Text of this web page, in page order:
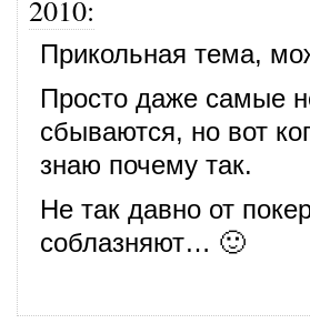
2010:
Прикольная тема,
Просто даже самые
сбываются, но вот
знаю почему так.
Не так давно от
соблазняют… 🙂